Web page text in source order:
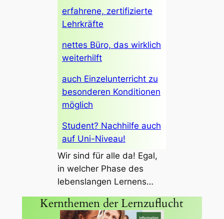
erfahrene, zertifizierte
Lehrkräfte
nettes Büro, das wirklich
weiterhilft
auch Einzelunterricht zu
besonderen Konditionen
möglich
Student? Nachhilfe auch
auf Uni-Niveau!
Wir sind für alle da! Egal,
in welcher Phase des
lebenslangen Lernens…
Kernthemen der Lernzuflucht